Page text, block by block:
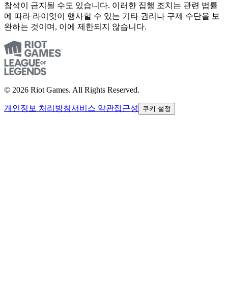
참석이 금지될 수도 있습니다. 이러한 집행 조치는 관련 법률
에 따라 라이엇이 행사할 수 있는 기타 권리나 구제 수단을 보
완하는 것이며, 이에 제한되지 않습니다.
© 2026 Riot Games. All Rights Reserved.
개인정보 처리방침서비스 약관접근성 쿠키 설정